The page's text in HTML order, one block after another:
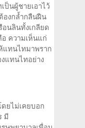
ป็นผู้ชายเอาไว้
องกล้ำกลืนฝืน
นลินทั้งเกลียด
อ ความเห็นแก่
แทนไทมาพราก
แทนไทอย่าง
ดยไม่เคยบอก
มี